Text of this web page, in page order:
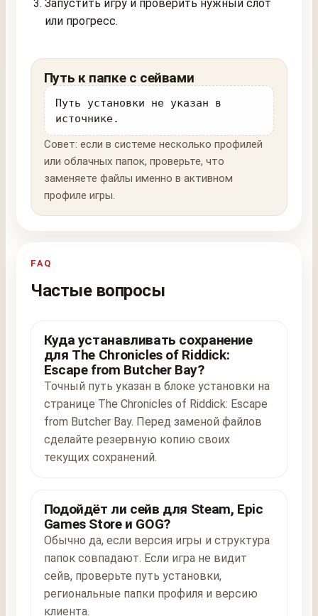
Запустить игру и проверить нужный слот
или прогресс.
Путь к папке с сейвами
Путь установки не указан в
источнике.
Совет: если в системе несколько профилей
или облачных папок, проверьте, что
заменяете файлы именно в активном
профиле игры.
FAQ
Частые вопросы
Куда устанавливать сохранение
для The Chronicles of Riddick:
Escape from Butcher Bay?
Точный путь указан в блоке установки на
странице The Chronicles of Riddick: Escape
from Butcher Bay. Перед заменой файлов
сделайте резервную копию своих
текущих сохранений.
Подойдёт ли сейв для Steam, Epic
Games Store и GOG?
Обычно да, если версия игры и структура
папок совпадают. Если игра не видит
сейв, проверьте путь установки,
региональные папки профиля и версию
клиента.